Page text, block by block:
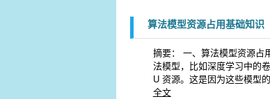
算法模型资源占用基础知识
摘要： 一、算法模型资源占
法模型，比如深度学习中的
U 资源。这是因为这些模型
全文